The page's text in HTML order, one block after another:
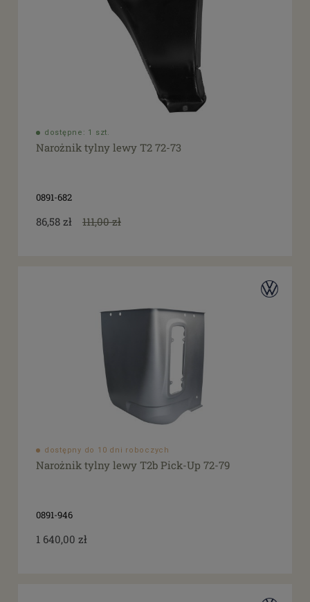
dostępne: 1 szt.
Narożnik tylny lewy T2 72-73
0891-682
86,58 zł 111,00 zł
dostępny do 10 dni roboczych
Narożnik tylny lewy T2b Pick-Up 72-79
0891-946
1 640,00 zł